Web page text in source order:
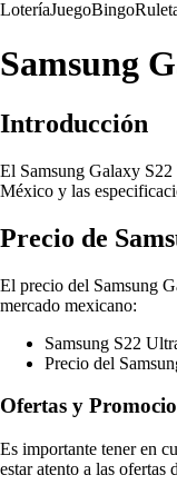
LoteríaJuegoBingo
Samsung
Introducción
El Samsung Galaxy
México y las
Precio de
El precio del Samsung
mercado mexicano:
Samsung S22
Precio del
Ofertas y
Es importante tener en
estar atento a las